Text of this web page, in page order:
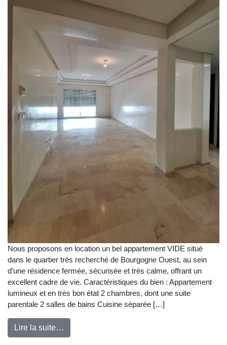
Nous proposons en location un bel appartement VIDE situé
dans le quartier très recherché de Bourgogne Ouest, au sein
d’une résidence fermée, sécurisée et très calme, offrant un
excellent cadre de vie. Caractéristiques du bien : Appartement
lumineux et en très bon état 2 chambres, dont une suite
parentale 2 salles de bains Cuisine séparée […]
Lire la suite…